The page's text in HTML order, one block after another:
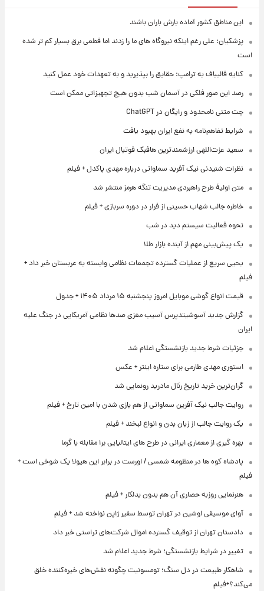
این مناطق کشور آماده بارش باران باشند
پزشکیان: علی رغم اینکه نیروگاه های ما را زدند اما قطعی برق بسیار کم تر شده
است
کنایه قالیباف به ترامپ: حقایق را بپذیرید و به تعهدات خود عمل کنید
رصد این صور فلکی در آسمان شب بدون هیچ تجهیزاتی ممکن است
چت متنی نامحدود و رایگان در ChatGPT
شرایط تفاهم‌نامه به نفع ایران بهبود یافت
سعید عزت‌اللهی ارزشمندترین هافبک فوتبال ایران
نظرات شنیدنی نیک آفرید سماواتی درباره مهدی پاکدل + فیلم
متن اولیۀ طرح راهبردی مدیریت تنگه هرمز منتشر شد
خاطره جالب شهاب حسینی از فرار در دوره سربازی + فیلم
نحوه فعالیت سیستم دید در شب
یک پیش‌بینی مهم از آینده بازار طلا
یحیی سریع از عملیات گسترده تجمعات نظامی وابسته به عربستان خبر داد +
فیلم
قیمت انواع گوشی موبایل امروز پنجشنبه ۱۵ مرداد ۱۴۰۵ + جدول
گزارش جدید آسوشیتدپرس آسیب مغزی صدها نظامی آمریکایی در جنگ علیه
ایران
جزئیات شرط جدید بازنشستگی اعلام شد
استوری مهدی طارمی برای ستاره اینتر + عکس
گران‌ترین خرید تاریخ رئال مادرید رونمایی شد
روایت جالب نیک آفرین سماواتی از هم بازی شدن با امین تارخ + فیلم
یک روایت جالب از زبان بدن و انواع لبخند + فیلم
بهره گیری از معماری ایرانی در طرح های ایتالیایی برا مقابله با گرما
پادشاه کوه ها در منظومه شمسی / اورست در برابر این هیولا یک شوخی است +
فیلم
هنرنمایی روزبه حصاری آن هم بدون بدلکار + فیلم
آوای موسیقی اوشین در تهران توسط سفیر ژاپن نواخته شد + فیلم
دادستان تهران از توقیف گسترده اموال شرکت‌های تراستی خبر داد
تغییر در شرایط بازنشستگی؛ شرط جدید اعلام شد
شاهکار طبیعت در دل سنگ؛ تومسونیت چگونه نقش‌های خیره‌کننده خلق
می‌کند؟+فیلم